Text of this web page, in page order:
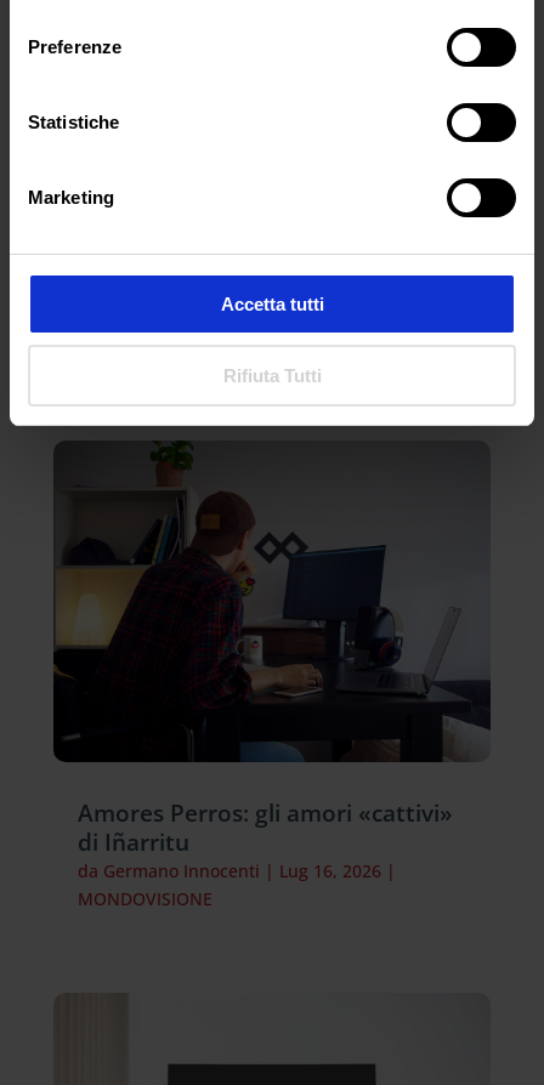
Preferenze
Statistiche
Marketing
Accetta tutti
Rifiuta Tutti
Gioia: le illusioni perdute della
provincia borghese
MONDOVISIONE
Amores Perros: gli amori «cattivi»
di Iñarritu
da Germano Innocenti | Lug 16, 2026 |
MONDOVISIONE